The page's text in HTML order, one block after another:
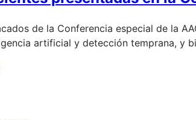
de la Conferencia especial de la
artificial y detección temprana, y